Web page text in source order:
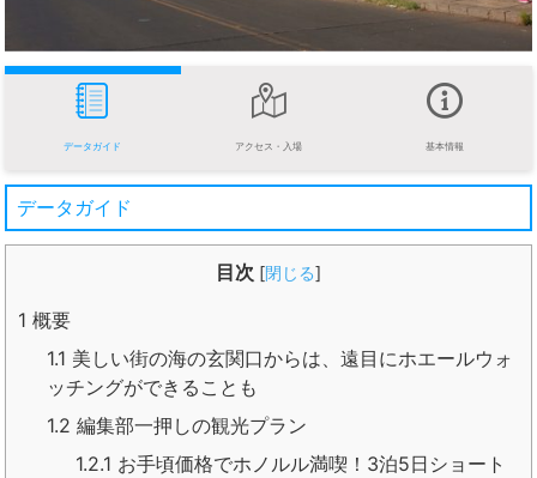
データガイド アクセス・入場 基本情報
データガイド
目次 [閉じる]
1 概要
1.1 美しい街の海の玄関口からは、遠目にホエールウォ
ッチングができることも
1.2 編集部一押しの観光プラン
1.2.1 お手頃価格でホノルル満喫！3泊5日ショート